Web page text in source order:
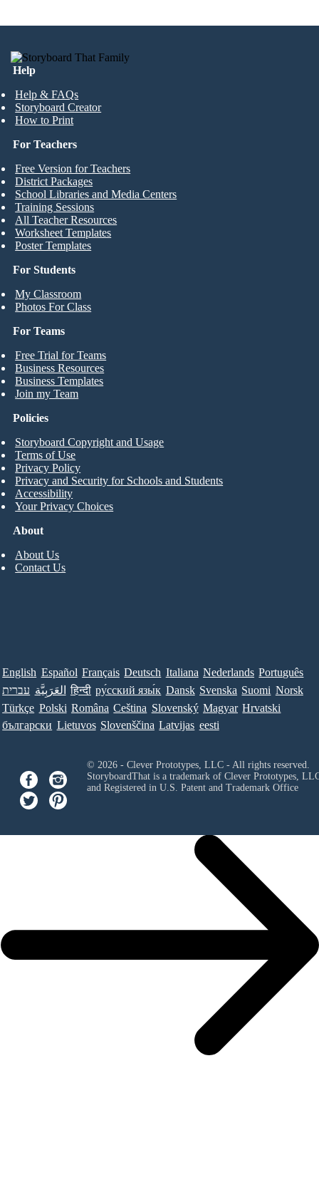
Help
Help & FAQs
Storyboard Creator
How to Print
For Students
My Classroom
Photos For Class
For Teachers
Free Version for Teachers
District Packages
School Libraries and Media Centers
Training Sessions
All Teacher Resources
Worksheet Templates
Poster Templates
For Teams
Free Trial for Teams
Business Resources
Business Templates
Join my Team
About
About Us
Contact Us
Policies
Storyboard Copyright and Usage
Terms of Use
Privacy Policy
Privacy and Security for Schools and Students
Accessibility
Your Privacy Choices
English Español Français Deutsch Italiana Nederlands Português
עברית العَرَبِيَّة हिन्दी ру́сский язы́к Dansk Svenska Suomi Norsk
Türkçe Polski Româna Ceština Slovenský Magyar Hrvatski
български Lietuvos Slovenščina Latvijas eesti
© 2026 - Clever Prototypes, LLC - All rights reserved.
StoryboardThat is a trademark of Clever Prototypes,
and Registered in U.S. Patent and Trademark Office